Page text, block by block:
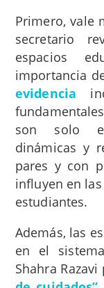
Primero, vale
secretario
espacios
importancia
evidencia
son solo
dinámicas y
pares y con
influyen en
estudiantes.
Además, las
en el
Shahra